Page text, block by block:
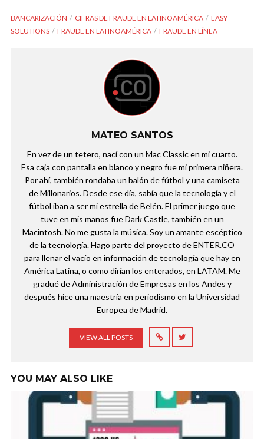
BANCARIZACIÓN CIFRAS DE FRAUDE EN LATINOAMÉRICA
EASY
SOLUTIONS
FRAUDE EN LATINOAMÉRICA FRAUDE EN LÍNEA
MATEO SANTOS
En vez de un tetero, nací con un Mac Classic en mi cuarto.
Esa caja con pantalla en blanco y negro fue mi primera niñera.
Por ahí, también rondaba un balón de fútbol y una camiseta
de Millonarios. Desde ese día, sabía que la tecnología y el
fútbol iban a ser mi estrella de Belén. El primer juego que
tuve en mis manos fue Dark Castle, también en un
Macintosh. No me gusta la música. Soy un amante escéptico
de la tecnología. Hago parte del proyecto de ENTER.CO
para llenar el vacío en información de tecnología que hay en
América Latina, o como dirían los enterados, en LATAM. Me
gradué de Administración de Empresas en los Andes y
después hice una maestría en periodismo en la Universidad
Europea de Madrid.
VIEW ALL POSTS
YOU MAY ALSO LIKE